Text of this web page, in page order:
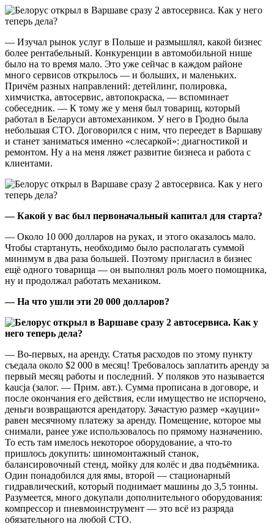
— Изучал рынок услуг в Польше и размышлял, какой бизнес
более рентабельный. Конкуренции в автомобильной нише
было на то время мало. Это уже сейчас в каждом районе
много сервисов открылось — и больших, и маленьких.
Причём разных направлений: детейлинг, полировка,
химчистка, автосервис, автопокраска, — вспоминает
собеседник. — К тому же у меня был товарищ, который
работал в Беларуси автомехаником. У него в Гродно была
небольшая СТО. Договорился с ним, что переедет в Варшаву
и станет заниматься именно «слесаркой»: диагностикой и
ремонтом. Ну а на меня ляжет развитие бизнеса и работа с
клиентами.
— Какой у вас был первоначальный капитал для старта?
— Около 10 000 долларов на руках, и этого оказалось мало.
Чтобы стартануть, необходимо было располагать суммой
минимум в два раза большей. Поэтому пригласил в бизнес
ещё одного товарища — он выполнял роль моего помощника,
ну и продолжал работать механиком.
— На что ушли эти 20 000 долларов?
— Во-первых, на аренду. Статья расходов по этому пункту
съедала около $2 000 в месяц! Требовалось заплатить аренду за
первый месяц работы и последний. У поляков это называется
kaucja (залог. — Прим. авт.). Сумма прописана в договоре, и
после окончания его действия, если имущество не испорчено,
деньги возвращаются арендатору. Зачастую размер «кауции»
равен месячному платежу за аренду. Помещение, которое мы
снимали, ранее уже использовалось по прямому назначению.
То есть там имелось некоторое оборудование, а что-то
пришлось докупить: шиномонтажный станок,
балансировочный стенд, мойку для колёс и два подъёмника.
Один понадобился для ямы, второй — стационарный
гидравлический, который поднимает машины до 3,5 тонны.
Разумеется, много докупали дополнительного оборудования:
компрессор и пневмоинструмент — это всё из разряда
обязательного на любой СТО.